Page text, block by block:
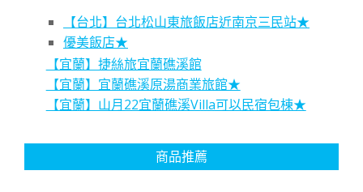
【台北】台北松山東旅飯店近南京三民站★
優美飯店★
【宜蘭】捷絲旅宜蘭礁溪館
【宜蘭】宜蘭礁溪原湯商業旅館★
【宜蘭】山月22宜蘭礁溪Villa可以民宿包棟★
商品推薦